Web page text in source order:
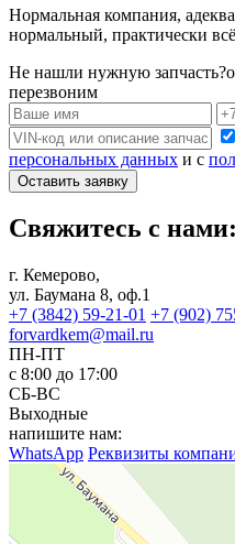
Нормальная компания,
нормальный, практически
Не нашли нужную запчасть?
перезвоним
персональных данных и с
Оставить заявку
Свяжитесь с нами:
г. Кемерово,
ул. Баумана 8, оф.1
+7 (3842) 59-21-01 +7 (902)
forvardkem@mail.ru
ПН-ПТ
с 8:00 до 17:00
СБ-ВС
Выходные
напишите нам:
WhatsApp Реквизиты